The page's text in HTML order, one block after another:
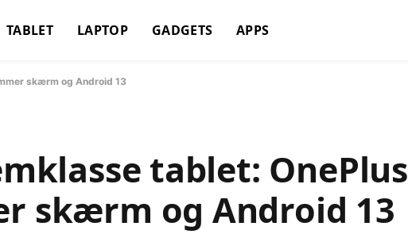
TABLET LAPTOP GADGETS APPS
skærm og Android 13
tablet: OnePlus
skærm og Android 13